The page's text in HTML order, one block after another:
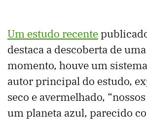
Um estudo recente
destaca a descoberta de
momento, houve um
autor principal do estudo,
seco e avermelhado,
um planeta azul, parecido